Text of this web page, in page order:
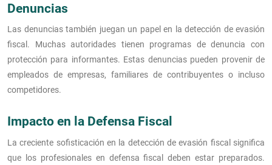
Denuncias
Las denuncias también juegan un papel en la detección de evasión
fiscal. Muchas autoridades tienen programas de denuncia con
protección para informantes. Estas denuncias pueden provenir de
empleados de empresas, familiares de contribuyentes o incluso
competidores.
Impacto en la Defensa Fiscal
La creciente sofisticación en la detección de evasión fiscal significa
que los profesionales en defensa fiscal deben estar preparados.